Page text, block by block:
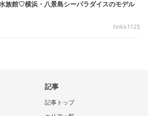
族館♡横浜・八景島シーパラダイスのモデル
hnkk1125
記事
記事トップ